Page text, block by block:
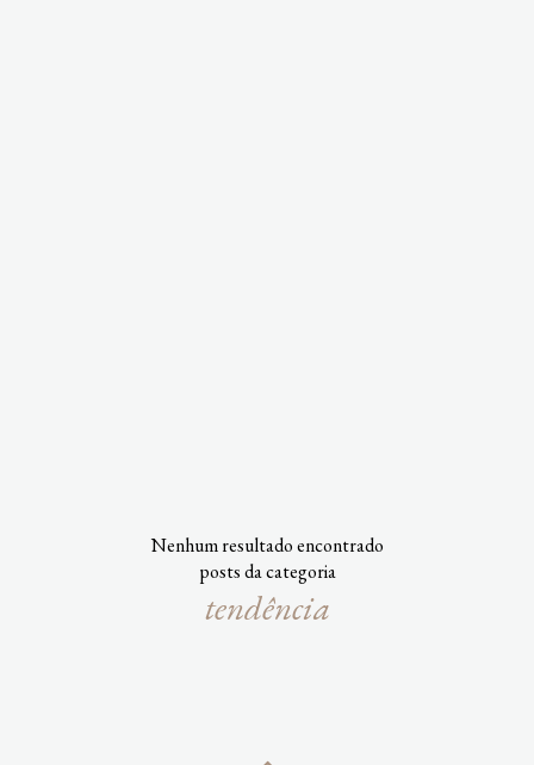
Nenhum resultado encontrado
posts da categoria
tendência